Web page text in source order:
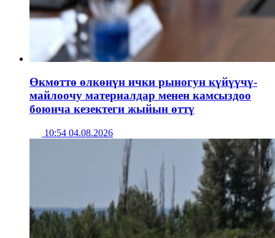
Өкмөттө өлкөнүн ички рыногун күйүүчү-
майлоочу материалдар менен камсыздоо
боюнча кезектеги жыйын өттү
10:54 04.08.2026